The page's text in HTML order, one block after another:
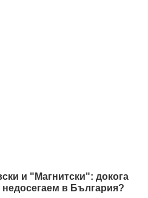
и "Магнитски": докога
в България?